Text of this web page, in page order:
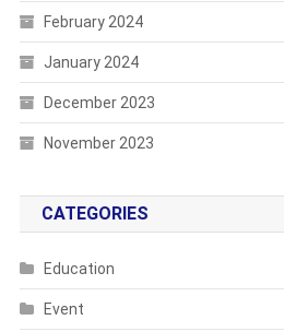
February 2024
January 2024
December 2023
November 2023
CATEGORIES
Education
Event